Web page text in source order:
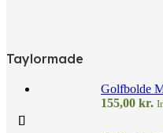
Taylormade
Golfbolde
155,00 kr.